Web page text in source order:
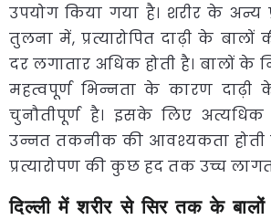
उपयोग किया गया है। शरीर के अन्य
तुलना में, प्रत्यारोपित दाढ़ी के
दर लगातार अधिक होती है। बालों
महत्वपूर्ण भिन्नता के कारण दाढ़ी
चुनौतीपूर्ण है। इसके लिए
उन्नत तकनीक की आवश्यकता होती
प्रत्यारोपण की कुछ हद तक उच्च लागत
दिल्ली में शरीर से सिर तक के बालों